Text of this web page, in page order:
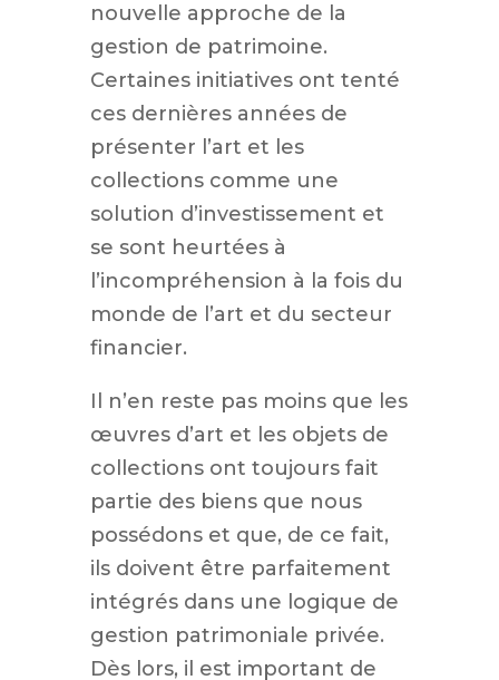
nouvelle approche de la
gestion de patrimoine.
Certaines initiatives ont tenté
ces dernières années de
présenter l’art et les
collections comme une
solution d’investissement et
se sont heurtées à
l’incompréhension à la fois du
monde de l’art et du secteur
financier.
Il n’en reste pas moins que les
œuvres d’art et les objets de
collections ont toujours fait
partie des biens que nous
possédons et que, de ce fait,
ils doivent être parfaitement
intégrés dans une logique de
gestion patrimoniale privée.
Dès lors, il est important de